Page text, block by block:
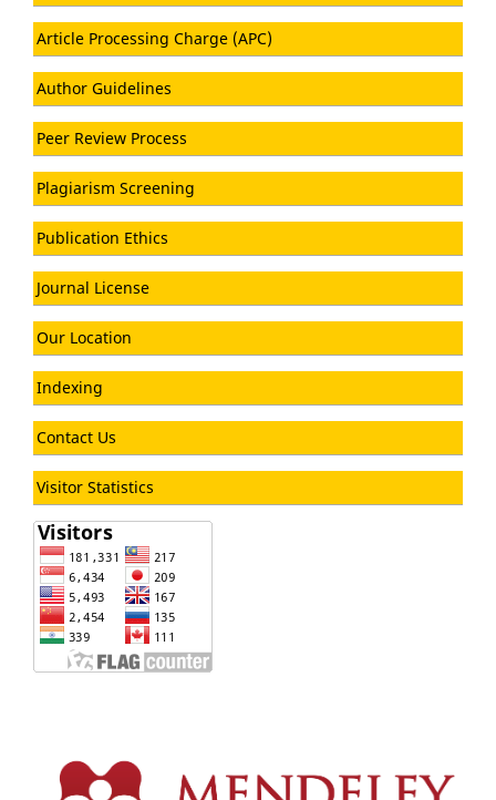
Article Processing Charge (APC)
Author Guidelines
Peer Review Process
Plagiarism Screening
Publication Ethics
Journal License
Our Location
Indexing
Contact Us
Visitor Statistics